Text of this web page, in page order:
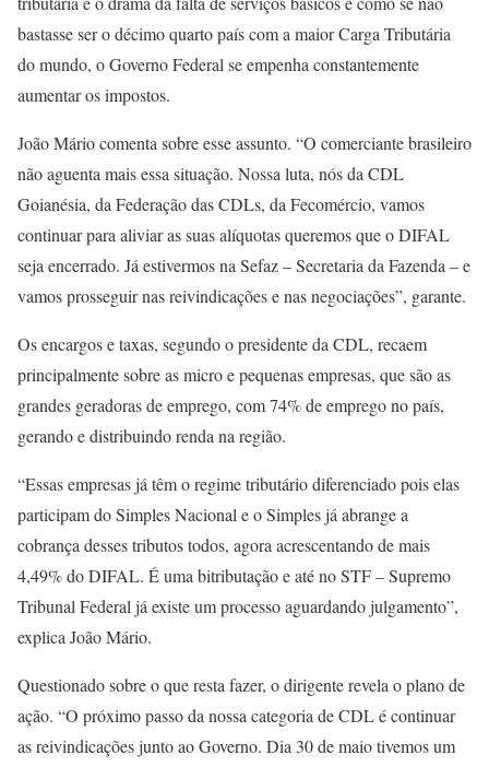
bastasse ser o décimo quarto país com a maior Carga Tributária
do mundo, o Governo Federal se empenha constantemente
aumentar os impostos.
João Mário comenta sobre esse assunto. “O comerciante brasileiro
não aguenta mais essa situação. Nossa luta, nós da CDL
Goianésia, da Federação das CDLs, da Fecomércio, vamos
continuar para aliviar as suas alíquotas queremos que o DIFAL
seja encerrado. Já estivermos na Sefaz – Secretaria da Fazenda – e
vamos prosseguir nas reivindicações e nas negociações”, garante.
Os encargos e taxas, segundo o presidente da CDL, recaem
principalmente sobre as micro e pequenas empresas, que são as
grandes geradoras de emprego, com 74% de emprego no país,
gerando e distribuindo renda na região.
“Essas empresas já têm o regime tributário diferenciado pois elas
participam do Simples Nacional e o Simples já abrange a
cobrança desses tributos todos, agora acrescentando de mais
4,49% do DIFAL. É uma bitributação e até no STF – Supremo
Tribunal Federal já existe um processo aguardando julgamento”,
explica João Mário.
Questionado sobre o que resta fazer, o dirigente revela o plano de
ação. “O próximo passo da nossa categoria de CDL é continuar
as reivindicações junto ao Governo. Dia 30 de maio tivemos um